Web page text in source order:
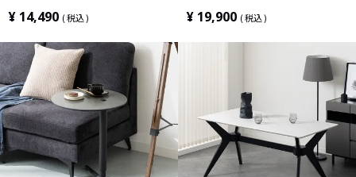
成品
¥ 14,490 税込
ンプルモダン ホワイト グレー ブラック
¥ 19,900 税込